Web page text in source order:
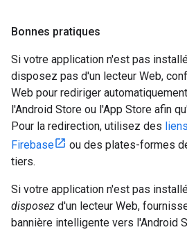
Bonnes pratiques
Si votre application n'est pas
disposez pas d'un lecteur Web,
Web pour rediriger
l'Android Store ou l'App Store afin
Pour la redirection, utilisez des
Firebase
ou des plates-formes
tiers.
Si votre application n'est pas
disposez d'un lecteur Web,
bannière intelligente vers l'Android